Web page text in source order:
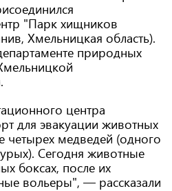
"Парк хищников
Хмельницкая область).
природных
центра
для эвакуации животных
четырех медведей (одного
Сегодня животные
боксах, после их
вольеры", — рассказали